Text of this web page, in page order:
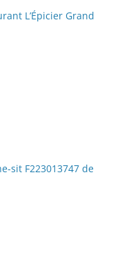
L’Épicier Grand
sit F223013747 de